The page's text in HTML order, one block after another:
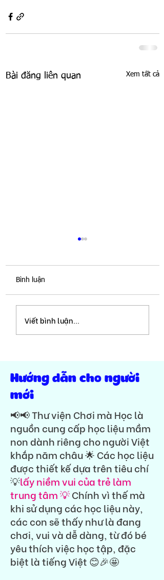
Bài đăng liên quan Xem tất cả
Trọn bộ mê cung 29
chữ cái | Font in
Bình luận
Viết bình luận...
Hướng dẫn cho người
mới
📢📢 Thư viện Chơi mà Học là
nguồn cung cấp học liệu mầm
non dành riêng cho người Việt
khắp năm châu 🌟 Các học liệu
được thiết kế dựa trên tiêu chí
💡lấy niềm vui của trẻ làm
trung tâm 💡Chính vì thế mà
khi sử dụng các học liệu này,
các con sẽ thấy như là đang
chơi, vui và dễ dàng, từ đó bé
yêu thích việc học tập, đặc
biệt là tiếng Việt 😊🎉🤩